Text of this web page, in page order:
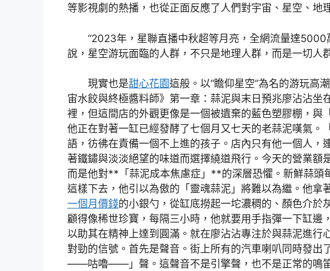
等影視劇的熱播，也從正面反應了人們對宇宙、星空、地
“2023年，星聯直播中秋超等月亮，全網流量達
說，星空游玩面臨的人群，不只是地理人群，而是一切人
現實也是甜心花園這般。以“瞻仰星空”為名的游玩高
宙水餃與終極醬料師》第一章：蒜泥與末日預兆廖沾沾坐
裡，但這間店的外觀更像是一個被遺棄的藍色塑膠棚，與
他正在對著一缸已經發酵了七個月又七天的老蒜泥嘆氣。
語，彷彿在責備一個不上進的孩子。店內只有他一個人，
著鐵鏽與淡淡絕望的味道而選擇繞道飛行。今天的營業額
而是他對**「蒜泥成本焦慮症」**的深層恐懼。新鮮蒜頭
這樣下去，他引以為傲的「靈魂蒜泥」將難以為繼。他拿
一個月價錢的小銀勺，從缸底撈起一坨濃稠的、顏色介於
顧得像稀世珍寶，每隔三小時，他就要用手指彈一下缸
以助其在精神上達到圓滿。就在廖沾沾專注於與蒜泥進行
對勁的信號。首先是聲音。街上所有的汽車喇叭同時發出
——咕嚕——」聲。這聲音不是引擎聲，也不是正常的鳴